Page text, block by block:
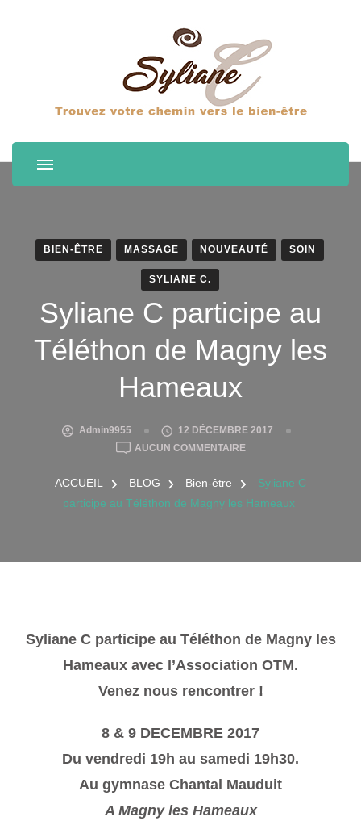
BIEN-ÊTRE MASSAGE NOUVEAUTÉ SOIN
SYLIANE C.
Syliane C participe au
Téléthon de Magny les
Hameaux
Admin9955
12 DÉCEMBRE 2017
AUCUN COMMENTAIRESYLIANE
PARTICIPE
AU
ACCUEIL BLOG Bien-être
Syliane C
participe au Téléthon de Magny les Hameaux
Syliane C participe au Téléthon de Magny les
Hameaux avec l’Association OTM.
Venez nous rencontrer !
8 & 9 DECEMBRE 2017
Du vendredi 19h au samedi 19h30.
Au gymnase Chantal Mauduit
A Magny les Hameaux